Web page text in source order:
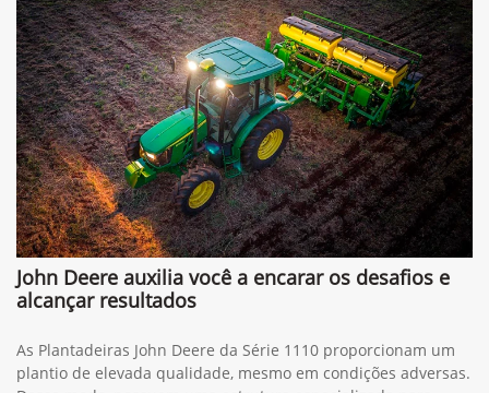
John Deere auxilia você a encarar os desafios e
alcançar resultados
As Plantadeiras John Deere da Série 1110 proporcionam um
plantio de elevada qualidade, mesmo em condições adversas.